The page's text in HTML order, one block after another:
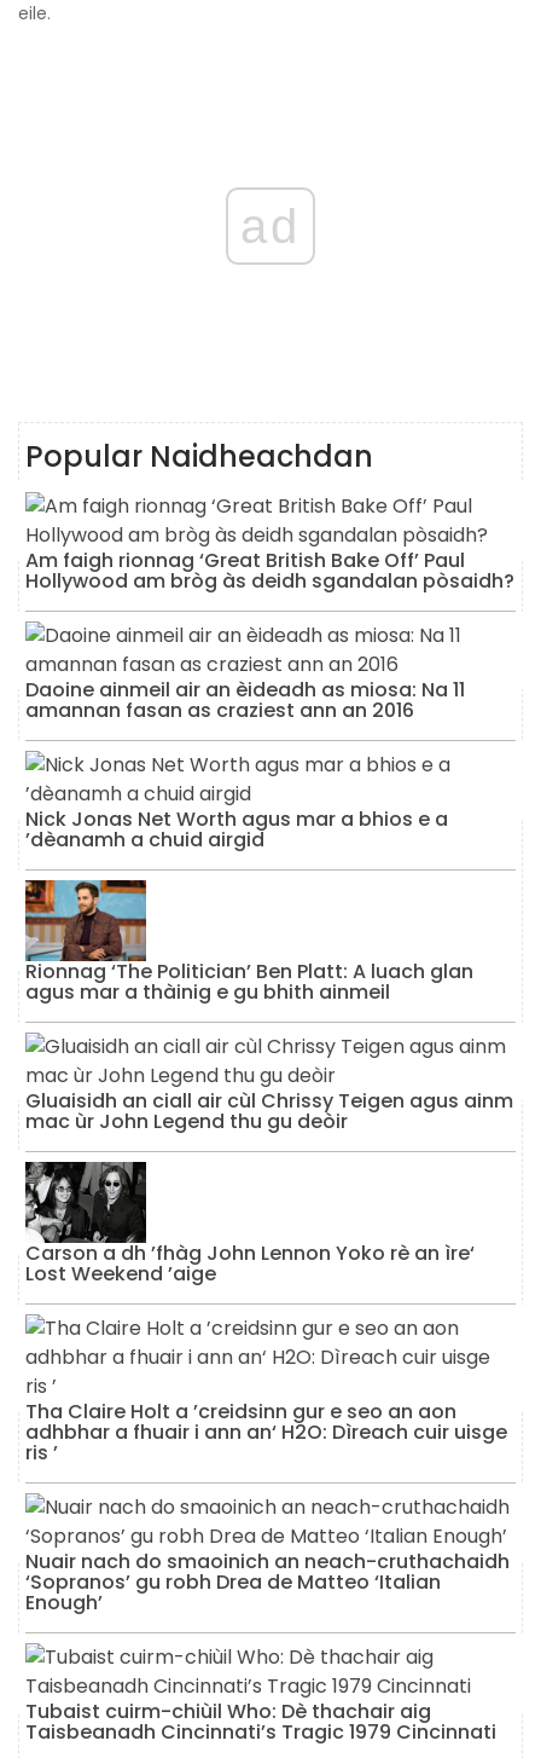
eile.
ad
Popular Naidheachdan
Am faigh rionnag ‘Great British Bake Off’ Paul
Hollywood am bròg às deidh sgandalan pòsaidh?
Daoine ainmeil air an èideadh as miosa: Na 11
amannan fasan as craziest ann an 2016
Nick Jonas Net Worth agus mar a bhios e a
’dèanamh a chuid airgid
Rionnag ‘The Politician’ Ben Platt: A luach glan
agus mar a thàinig e gu bhith ainmeil
Gluaisidh an ciall air cùl Chrissy Teigen agus ainm
mac ùr John Legend thu gu deòir
Carson a dh ’fhàg John Lennon Yoko rè an ìre‘
Lost Weekend ’aige
Tha Claire Holt a ’creidsinn gur e seo an aon
adhbhar a fhuair i ann an‘ H2O: Dìreach cuir uisge
ris ’
Nuair nach do smaoinich an neach-cruthachaidh
‘Sopranos’ gu robh Drea de Matteo ‘Italian
Enough’
Tubaist cuirm-chiùil Who: Dè thachair aig
Taisbeanadh Cincinnati’s Tragic 1979 Cincinnati